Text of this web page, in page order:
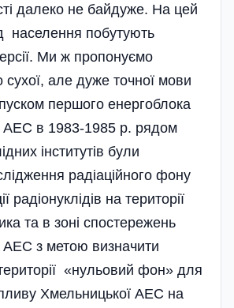
далеко не байдуже. На цей
населення побутують
Ми ж пропонуємо
сухої, але дуже точної мови
першого енергоблока
АЕС в 1983-1985 р. рядом
інститутів були
радіаційного фону
радіонуклідів на території
та в зоні спостережень
АЕС з метою визначити
«нульовий фон» для
Хмельницької АЕС на